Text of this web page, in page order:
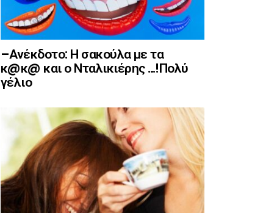
–Ανέκδοτο: Η σακούλα με τα
κ@κ@ και ο Νταλικιέρης …!Πολύ
γέλιο